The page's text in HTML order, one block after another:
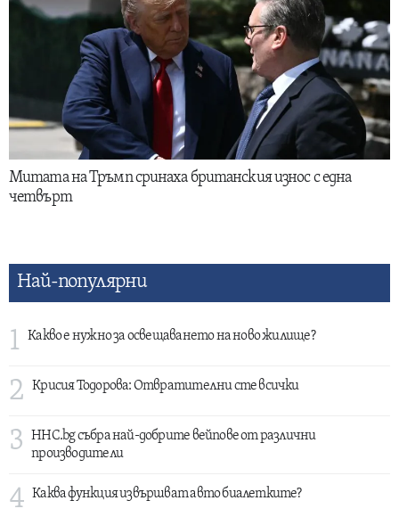
Митата на Тръмп сринаха британския износ с една
четвърт
Най-популярни
1 Какво е нужно за освещаването на ново жилище?
2 Крисия Тодорова: Отвратителни сте всички
3
HHC.bg събра най-добрите вейпове от различни
производители
4 Каква функция извършват авто биалетките?